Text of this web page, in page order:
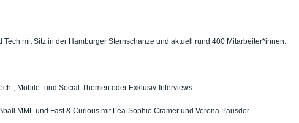
mit Sitz in der Hamburger Sternschanze und aktuell rund 400 Mitarbeiter*innen.
, Mobile- und Social-Themen oder Exklusiv-Interviews.
MML und Fast & Curious mit Lea-Sophie Cramer und Verena Pausder.